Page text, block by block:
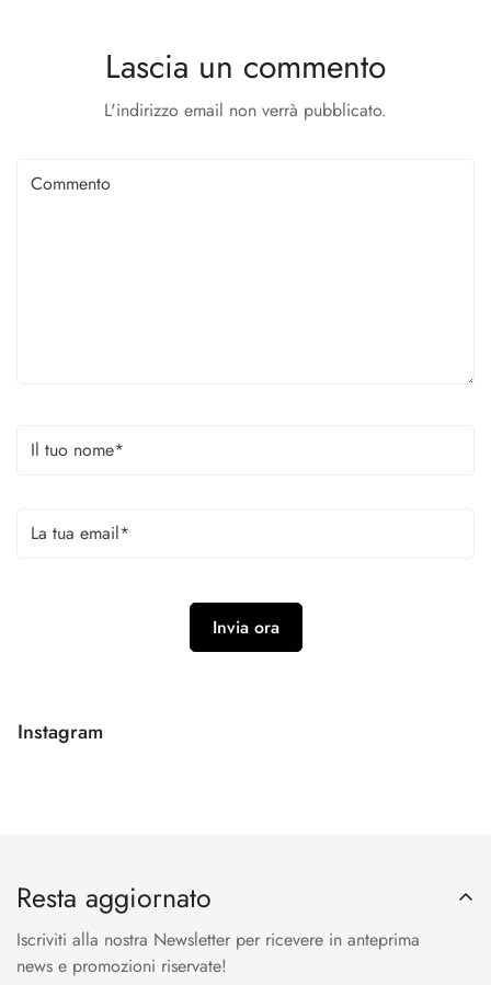
Lascia un commento
L'indirizzo email non verrà pubblicato.
Instagram
Resta aggiornato
Iscriviti alla nostra Newsletter per ricevere in anteprima
news e promozioni riservate!